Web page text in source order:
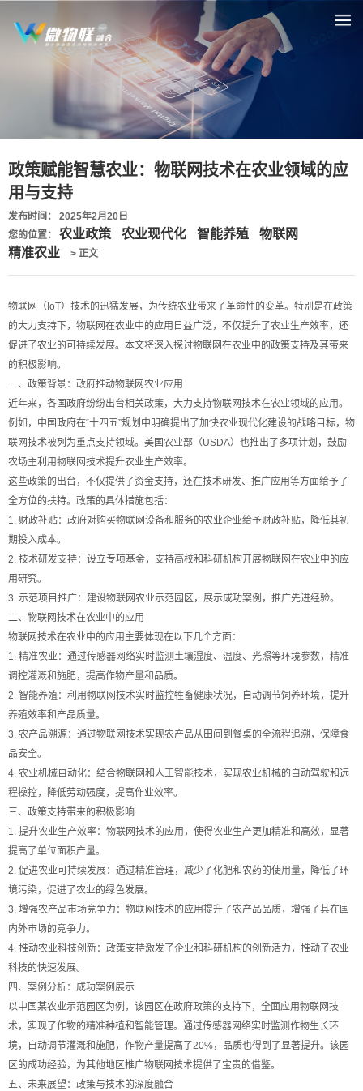
政策赋能智慧农业：物联网技术在农业领域的应
用与支持
发布时间： 2025年2月20日
您的位置： 农业政策 农业现代化 智能养殖
物联网
精准农业
> 正文
物联网（IoT）技术的迅猛发展，为传统农业带来了革命性的变革。特别是在政策
的大力支持下，物联网在农业中的应用日益广泛，不仅提升了农业生产效率，还
促进了农业的可持续发展。本文将深入探讨物联网在农业中的政策支持及其带来
的积极影响。
一、政策背景：政府推动物联网农业应用
近年来，各国政府纷纷出台相关政策，大力支持物联网技术在农业领域的应用。
例如，中国政府在“十四五”规划中明确提出了加快农业现代化建设的战略目标，物
联网技术被列为重点支持领域。美国农业部（USDA）也推出了多项计划，鼓励
农场主利用物联网技术提升农业生产效率。
这些政策的出台，不仅提供了资金支持，还在技术研发、推广应用等方面给予了
全方位的扶持。政策的具体措施包括：
1. 财政补贴：政府对购买物联网设备和服务的农业企业给予财政补贴，降低其初
期投入成本。
2. 技术研发支持：设立专项基金，支持高校和科研机构开展物联网在农业中的应
用研究。
3. 示范项目推广：建设物联网农业示范园区，展示成功案例，推广先进经验。
二、物联网技术在农业中的应用
物联网技术在农业中的应用主要体现在以下几个方面：
1. 精准农业：通过传感器网络实时监测土壤湿度、温度、光照等环境参数，精准
调控灌溉和施肥，提高作物产量和品质。
2. 智能养殖：利用物联网技术实时监控牲畜健康状况，自动调节饲养环境，提升
养殖效率和产品质量。
3. 农产品溯源：通过物联网技术实现农产品从田间到餐桌的全流程追溯，保障食
品安全。
4. 农业机械自动化：结合物联网和人工智能技术，实现农业机械的自动驾驶和远
程操控，降低劳动强度，提高作业效率。
三、政策支持带来的积极影响
1. 提升农业生产效率：物联网技术的应用，使得农业生产更加精准和高效，显著
提高了单位面积产量。
2. 促进农业可持续发展：通过精准管理，减少了化肥和农药的使用量，降低了环
境污染，促进了农业的绿色发展。
3. 增强农产品市场竞争力：物联网技术的应用提升了农产品品质，增强了其在国
内外市场的竞争力。
4. 推动农业科技创新：政策支持激发了企业和科研机构的创新活力，推动了农业
科技的快速发展。
四、案例分析：成功案例展示
以中国某农业示范园区为例，该园区在政府政策的支持下，全面应用物联网技
术，实现了作物的精准种植和智能管理。通过传感器网络实时监测作物生长环
境，自动调节灌溉和施肥，作物产量提高了20%，品质也得到了显著提升。该园
区的成功经验，为其他地区推广物联网技术提供了宝贵的借鉴。
五、未来展望：政策与技术的深度融合